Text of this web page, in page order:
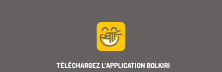
TÉLÉCHARGEZ L’APPLICATION BOLKIRI